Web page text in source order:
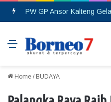
Menu
Home / BUDAYA